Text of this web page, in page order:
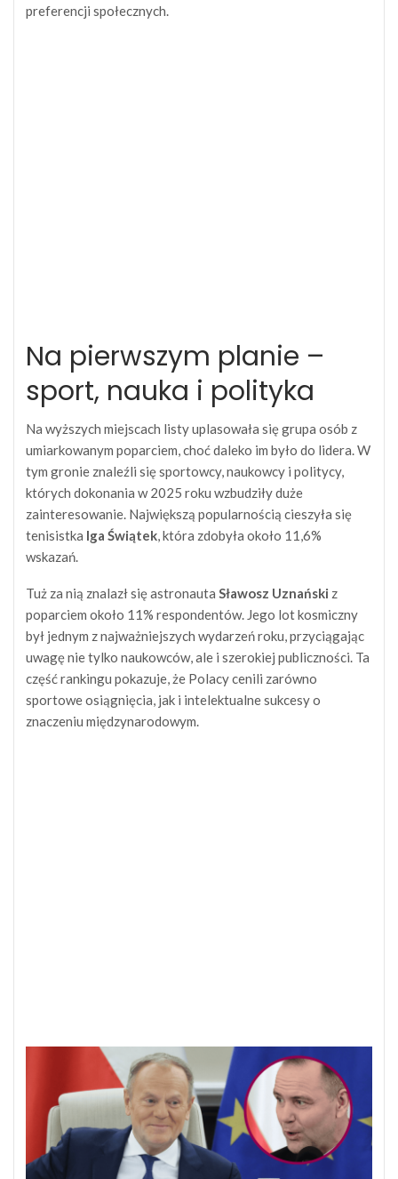
preferencji społecznych.
Na pierwszym planie –
sport, nauka i polityka
Na wyższych miejscach listy uplasowała się grupa osób z
umiarkowanym poparciem, choć daleko im było do lidera. W
tym gronie znaleźli się sportowcy, naukowcy i politycy,
których dokonania w 2025 roku wzbudziły duże
zainteresowanie. Największą popularnością cieszyła się
tenisistka Iga Świątek, która zdobyła około 11,6%
wskazań.
Tuż za nią znalazł się astronauta Sławosz Uznański z
poparciem około 11% respondentów. Jego lot kosmiczny
był jednym z najważniejszych wydarzeń roku, przyciągając
uwagę nie tylko naukowców, ale i szerokiej publiczności. Ta
część rankingu pokazuje, że Polacy cenili zarówno
sportowe osiągnięcia, jak i intelektualne sukcesy o
znaczeniu międzynarodowym.